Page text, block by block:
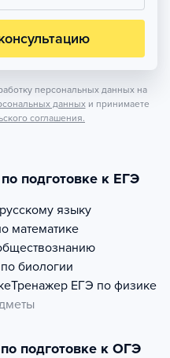
персональных данных на
данных и принимаете
соглашения.
подготовке к ЕГЭ
языку
математике
биологии
Тренажер ЕГЭ по физике
подготовке к ОГЭ